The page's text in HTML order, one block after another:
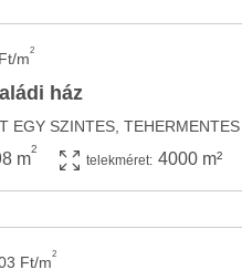
m2
ház
m
2
telekméret: 4000 m²
Ft/m2